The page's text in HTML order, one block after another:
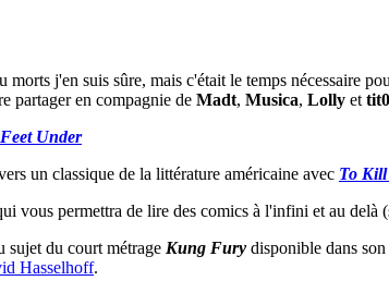
j'en suis sûre, mais c'était le temps nécessaire
partager en compagnie de Madt, Musica, Lolly et
Under
un classique de la littérature américaine avec To
vous permettra de lire des comics à l'infini et au delà
sujet du court métrage Kung Fury disponible dans
Hasselhoff.